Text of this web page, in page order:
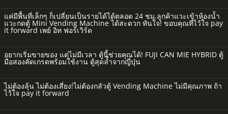
แค่มีพื้นที่เล็กๆ ก็เปลี่ยนเป็นรายได้ได้ตลอด 24 ชม.ลูกค้าแวะเข้าห้องน้ำ
แวะกดตู้ Mini Vending Machine ได้สะดวก ทันใจ! ขอบคุณที่ไว้ใจ pay
it forward เพย์ อิท ฟอร์เวิร์ด
อยากเริ่มขายของ แต่ไม่มีเวลา ตู้นี้ช่วยคุณได้! FUJI CAN MIE HYBRID ตู้
มือสองคัดเกรดพร้อมใช้งาน ตู้สุดล้ำจากญี่ปุ่น
ไม่ต้องลุ้น ไม่ต้องเสี่ยง!ไม่ต้องกลัวตู้ Vending Machine ไม่มีคุณภาพ ถ้า
ไว้ใจ pay it forward